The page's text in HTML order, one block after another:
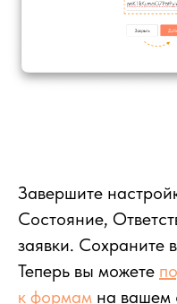
Завершите
Состояние,
заявки. Сохраните
Теперь вы можете
к формам на вашем